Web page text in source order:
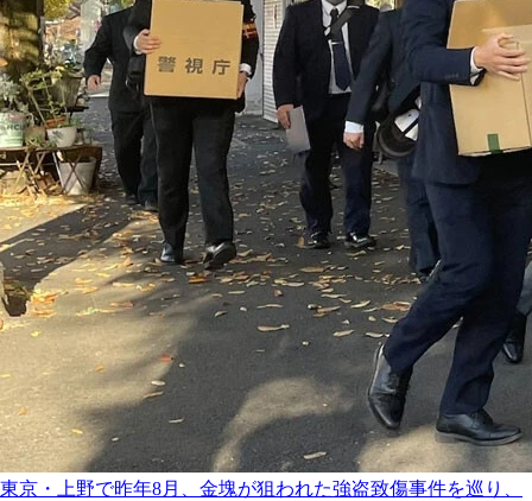
東京・上野で昨年8月、金塊が狙われた強盗致傷事件を巡り、